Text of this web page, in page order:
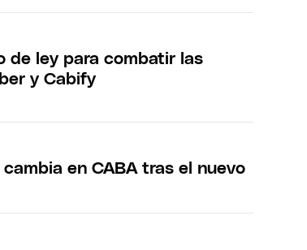
de ley para combatir las
y Cabify
en CABA tras el nuevo